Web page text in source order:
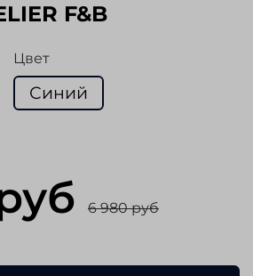
F&B
Цвет
Синий
6 980 руб